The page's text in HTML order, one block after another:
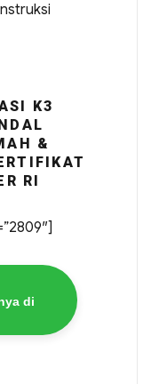
K3
&
RI
di